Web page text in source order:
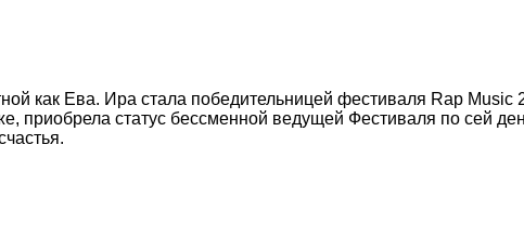
как Ева. Ира стала победительницей фестиваля Rap Music
приобрела статус бессменной ведущей Фестиваля по сей